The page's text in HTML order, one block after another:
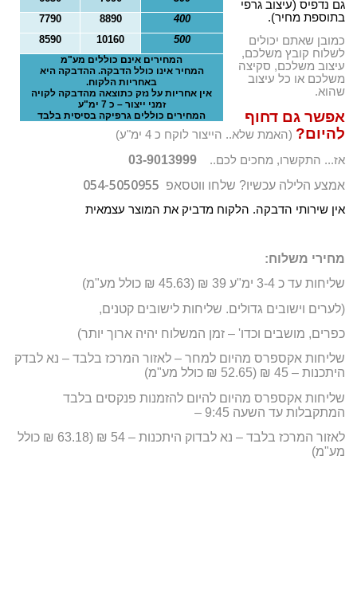
400
8890
7790
500
10160
8590
המחירים אינם כוללים מע"מ
המחיר אינו כולל הדבקה. ההדבקה היא
באחריות הלקוח.
אין אחריות על נזק כתוצאה מהדבקה לקויה
זמני ייצור – כ 7 ימ"ע
המחירים כוללים גרפיקה בסיסית בלבד
גם נדפיס (עיצוב גרפי
בתוספת מחיר).
כמובן שאתם יכולים
לשלוח קובץ משלכם,
עיצוב משלכם, סקיצה
משלכם או כל עיצוב
שהוא.
אפשר גם דחוף
להיום? (האמת שלא.. הייצור לוקח כ 4 ימ"ע)
אז... התקשרו, מחכים לכם.. 03-9013999
אמצע הלילה עכשיו? שלחו ווטסאפ
אין שירותי הדבקה. הלקוח מדביק את המוצר עצמאית
מחירי משלוח:
שליחות עד כ 3-4 ימ"ע 39 ₪ (45.63 ₪ כולל מע"מ)
(לערים וישובים גדולים. שליחות לישובים קטנים,
כפרים, מושבים וכדו' – זמן המשלוח יהיה ארוך יותר)
שליחות אקספרס מהיום למחר – לאזור המרכז בלבד – נא לבדק
היתכנות – 45 ₪ (52.65 ₪ כולל מע"מ)
שליחות אקספרס מהיום להיום להזמנות פנקסים בלבד
המתקבלות עד השעה 9:45 –
לאזור המרכז בלבד – נא לבדוק היתכנות – 54 ₪ (63.18 ₪ כולל
מע"מ)